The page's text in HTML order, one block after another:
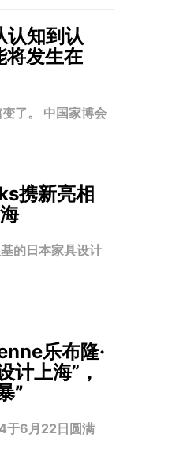
认知到认
将发生在
。 中国家博会
携新亮相
的日本家具设计
乐布隆·
计上海”，
”
6月22日圆满